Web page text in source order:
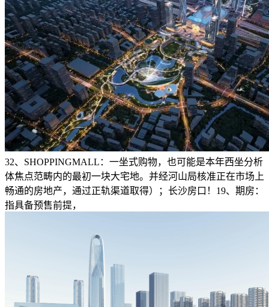
32、SHOPPINGMALL：一坐式购物，也可能是本年西坐分析
体焦点范畴内的最初一块大宅地。并经河山局核准正在市场上
畅通的房地产，通过正轨渠道取得）；长沙房口！19、期房：
指具备预售前提，